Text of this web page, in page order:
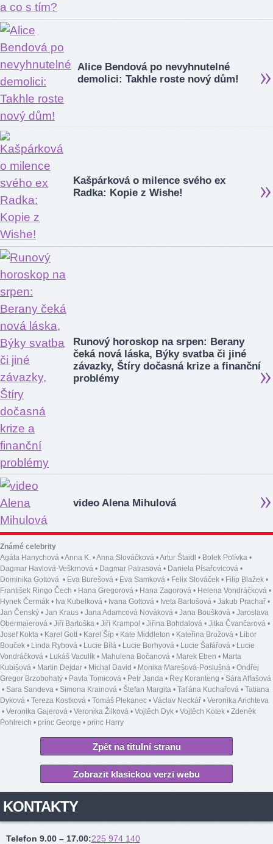
Alice Bendová po nevyhnutelné
demolici: Takhle roste nový dům!
Kašpárková o milence svého ex
Radka: Kopie z Wishe!
Runový horoskop na srpen: Berany
čeká nová láska, Býky svatba či jiné
závazky, Štíry dočasná krize a finanční
problémy
video Alena Mihulová
Známé celebrity
Agáta Hanychová •Anna K. •Anna Slováčková •Artur Štaidl • Bolek Polívka •
Dagmar Havlová-Veškrnová • Dagmar Patrasová • Daniela Písařovicová •
Dominika Gottová • Eva Burešová • Eva Samková • Felix Slováček • Filip Blažek •
František Ringo Čech • Hana Gregorová • Hana Zagorová • Helena Vondráčková •
Hynek Čermák • Iva Kubelková • Ivana Gottová • Iveta Bartošová • Jakub Prachař •
Jan Čenský • Jan Kraus • Jana Adamcová Nováková • Jana Boušková • Jaroslava
Obermaierová • Jiří Bartoška • Jiří Krampol • Jiřina Bohdalová • Jitka Čvančarová •
Josef Kokta • Karel Gott• Karel Šíp • Kate Middleton • Kateřina Brožová • Libor
Bouček • Linda Rybová • Lucie Bílá • Lucie Borhyová • Lucie Šafářová • Lucie
Vondráčková • Lukáš Vaculík • Mahulena Bočanová • Marek Eben • Marta
Kubišová • Martin Dejdar • Michal David • Monika Marešová-Poslušná • Ondřej
Gregor Brzobohatý • Pavla Tomicová • Petr Janda • Rey Koranteng • Sára Affašová
• Sara Sandeva • Simona Krainová • Štefan Margita • Taťána Kuchařová • Tatiana
Dyková • Tereza Kostková • Tomáš Plekanec • Václav Neckář • Veronika Arichteva
• Veronika Gajerová • Veronika Žilková • Vojtěch Dyk • Vojtěch Kotek • Zdeněk
Pohlreich • princ George • princ Harry
Zpět na titulní stranu
Zobrazit klasickou verzi webu
KONTAKTY
Telefon 9.00 – 17.00:225 974 140